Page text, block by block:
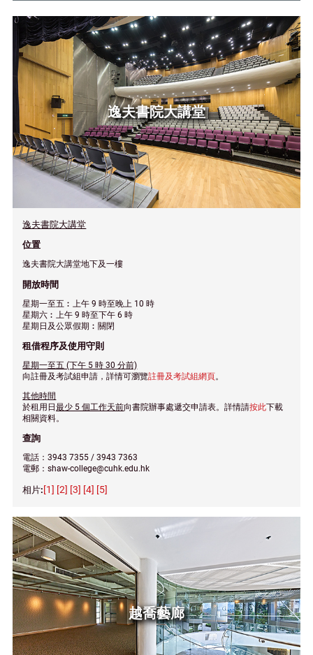
逸夫書院大講堂
逸夫書院大講堂
位置
逸夫書院大講堂地下及一樓
開放時間
星期一至五︰上午 9 時至晚上 10 時
星期六︰上午 9 時至下午 6 時
星期日及公眾假期︰關閉
租借程序及使用守則
星期一至五 (下午 5 時 30 分前)
向註冊及考試組申請，詳情可瀏覽註冊及考試組網頁。
其他時間
於租用日最少 5 個工作天前向書院辦事處遞交申請表。詳情請按此下載
相關資料。
查詢
電話：3943 7355 / 3943 7363
電郵：shaw-college@cuhk.edu.hk
[1] [2] [3] [4] [5]
越喬藝廊